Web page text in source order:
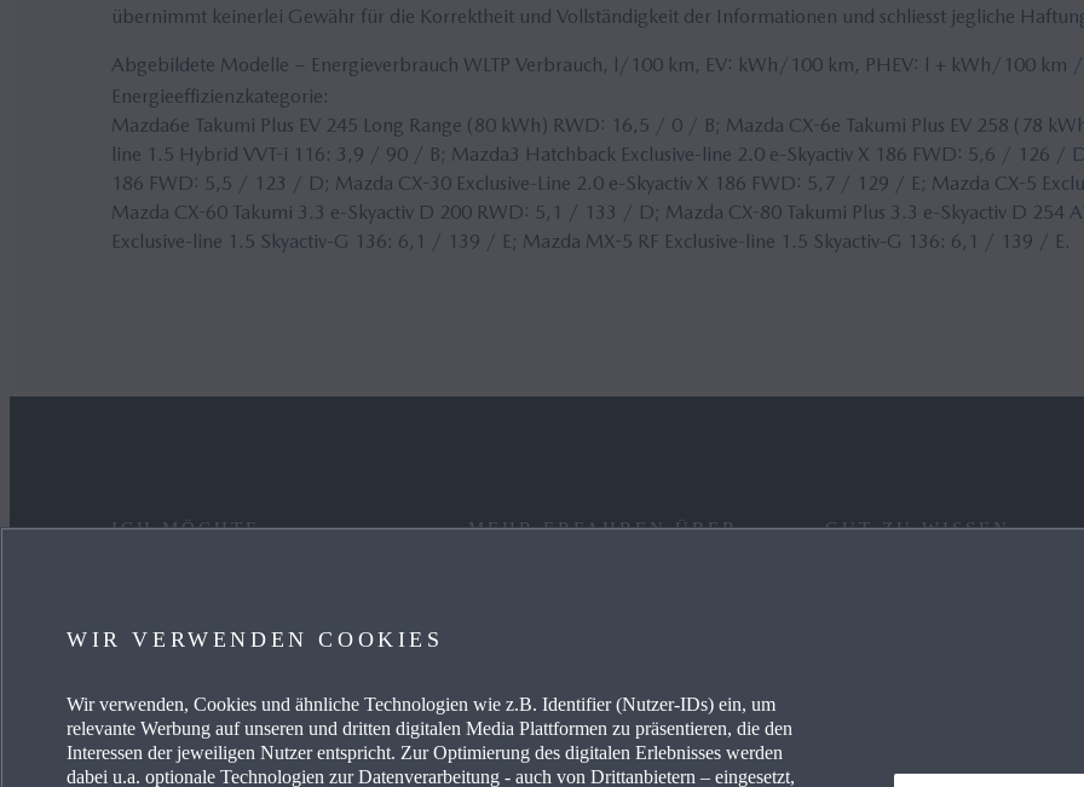
übernimmt keinerlei Gewähr für die Korrektheit und Vollständigkeit der Informationen und schliesst jegliche
Abgebildete Modelle − Energieverbrauch WLTP Verbrauch, l/100 km, EV: kWh/100 km, PHEV: l + kWh/100 km
Energieeffizienzkategorie:
Mazda6e Takumi Plus EV 245 Long Range (80 kWh) RWD: 16,5 / 0 / B; Mazda CX-6e Takumi Plus EV 258 (78
line 1.5 Hybrid VVT-i 116: 3,9 / 90 / B; Mazda3 Hatchback Exclusive-line 2.0 e-Skyactiv X 186 FWD: 5,6 / 126 /
186 FWD: 5,5 / 123 / D; Mazda CX-30 Exclusive-Line 2.0 e-Skyactiv X 186 FWD: 5,7 / 129 / E; Mazda CX-5
Mazda CX-60 Takumi 3.3 e-Skyactiv D 200 RWD: 5,1 / 133 / D; Mazda CX-80 Takumi Plus 3.3 e-Skyactiv D
Exclusive-line 1.5 Skyactiv-G 136: 6,1 / 139 / E; Mazda MX-5 RF Exclusive-line 1.5 Skyactiv-G 136: 6,1 / 139 / E.
ICH MÖCHTE
MEIN AUTO PFLEGEN
HÄNDLER SUCHEN
MEHR ERFAHREN ÜBER
AKTUELLES
MAZDA-PRESSEPORTAL
GUT ZU WISSEN
WIR VERWENDEN COOKIES
Wir verwenden, Cookies und ähnliche Technologien wie z.B. Identifier (Nutzer-IDs) ein, um
relevante Werbung auf unseren und dritten digitalen Media Plattformen zu präsentieren, die den
Interessen der jeweiligen Nutzer entspricht. Zur Optimierung des digitalen Erlebnisses werden
dabei u.a. optionale Technologien zur Datenverarbeitung - auch von Drittanbietern – eingesetzt,